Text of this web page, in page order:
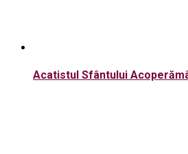
Acatistul Sfântului